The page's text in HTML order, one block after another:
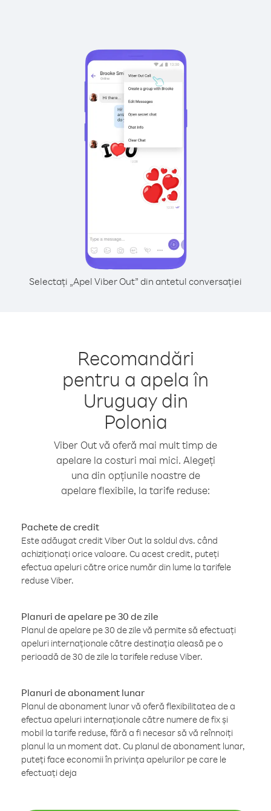
Selectați „Apel Viber Out” din antetul conversației
Recomandări
pentru a apela în
Uruguay din
Polonia
Viber Out vă oferă mai mult timp de
apelare la costuri mai mici. Alegeți
una din opțiunile noastre de
apelare flexibile, la tarife reduse:
Pachete de credit
Este adăugat credit Viber Out la soldul dvs. când
achiziționați orice valoare. Cu acest credit, puteți
efectua apeluri către orice număr din lume la tarifele
reduse Viber.
Planuri de apelare pe 30 de zile
Planul de apelare pe 30 de zile vă permite să efectuați
apeluri internaționale către destinația aleasă pe o
perioadă de 30 de zile la tarifele reduse Viber.
Planuri de abonament lunar
Planul de abonament lunar vă oferă flexibilitatea de a
efectua apeluri internaționale către numere de fix și
mobil la tarife reduse, fără a fi necesar să vă reînnoiți
planul la un moment dat. Cu planul de abonament lunar,
puteți face economii în privința apelurilor pe care le
efectuați deja